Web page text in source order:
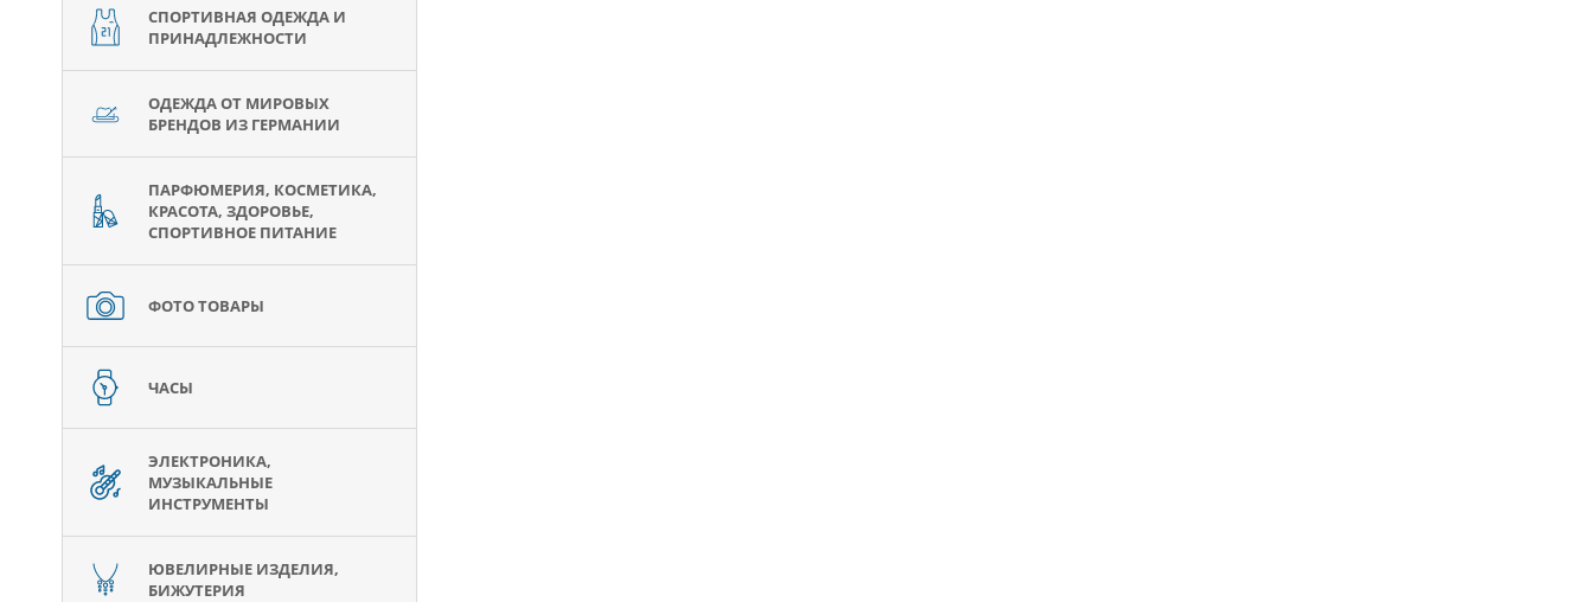
СПОРТИВНАЯ ОДЕЖДА И
ПРИНАДЛЕЖНОСТИ
ОДЕЖДА ОТ МИРОВЫХ
БРЕНДОВ ИЗ ГЕРМАНИИ
ПАРФЮМЕРИЯ, КОСМЕТИКА,
КРАСОТА, ЗДОРОВЬЕ,
СПОРТИВНОЕ ПИТАНИЕ
ФОТО ТОВАРЫ
ЧАСЫ
ЭЛЕКТРОНИКА,
МУЗЫКАЛЬНЫЕ
ИНСТРУМЕНТЫ
ЮВЕЛИРНЫЕ ИЗДЕЛИЯ,
БИЖУТЕРИЯ